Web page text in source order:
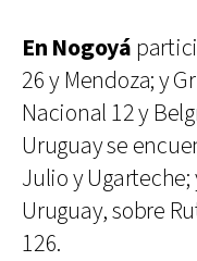
En Nogoyá
26 y Mendoza; y
Nacional 12 y
Uruguay se
Julio y
Uruguay, sobre
126.